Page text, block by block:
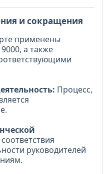
и сокращения
применены
а также
Процесс,
руководителей